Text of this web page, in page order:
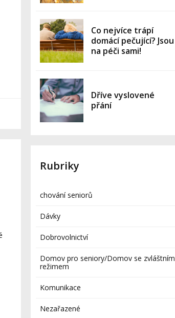
Co nejvíce trápí
domácí pečující? Jsou
na péči sami!
Dříve vyslovené
přání
Rubriky
chování seniorů
Dávky
Dobrovolnictví
Domov pro seniory/Domov se zvláštním
režimem
Komunikace
Nezařazené